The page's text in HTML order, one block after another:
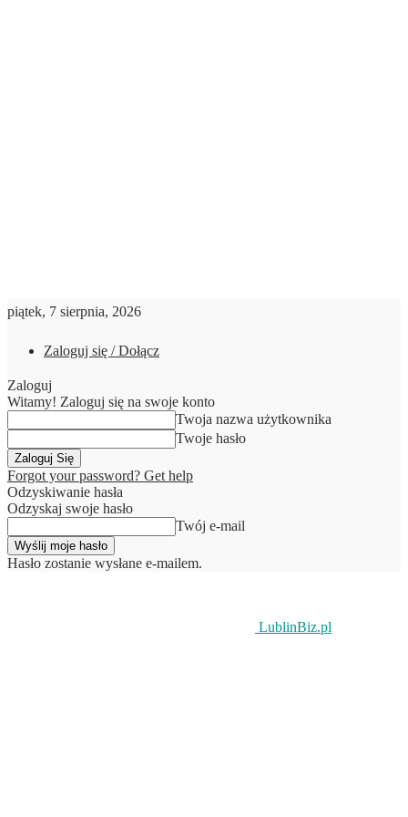
piątek, 7 sierpnia, 2026
Zaloguj się / Dołącz
Zaloguj
Witamy! Zaloguj się na swoje konto
Twoja nazwa użytkownika
Twoje hasło
Forgot your password? Get help
Odzyskiwanie hasła
Odzyskaj swoje hasło
Twój e-mail
Hasło zostanie wysłane e-mailem.
LublinBiz.pl